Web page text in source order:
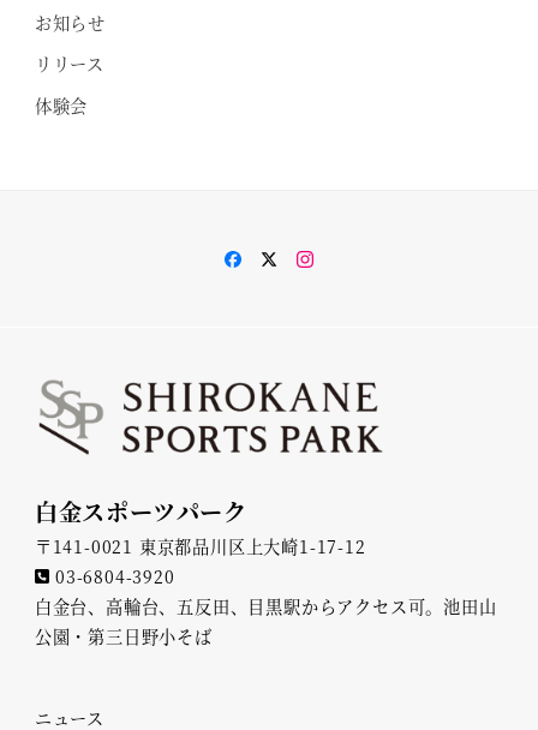
お知らせ
リリース
体験会
facebook
twiterinstagram
白金スポーツパーク
〒141-0021 東京都品川区上大崎1-17-12
03-6804-3920
白金台、高輪台、五反田、目黒駅からアクセス可。池田山
公園・第三日野小そば
ニュース